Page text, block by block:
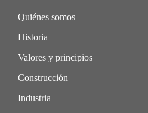
Quiénes somos
Historia
Valores y principios
Construcción
Industria